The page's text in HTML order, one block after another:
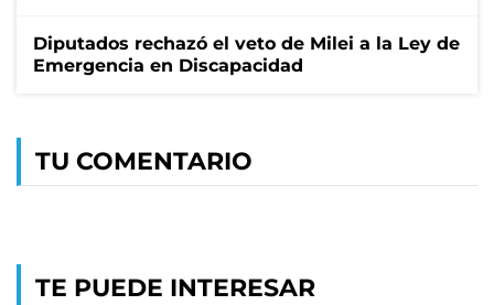
Diputados rechazó el veto de Milei a la Ley de
Emergencia en Discapacidad
TU COMENTARIO
TE PUEDE INTERESAR